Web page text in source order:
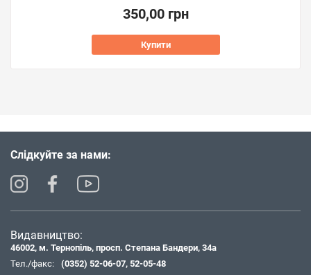
350,00 грн
Купити
Слідкуйте за нами:
Видавництво:
46002, м. Тернопіль, просп. Степана Бандери, 34а
Тел./факс:
(0352) 52-06-07, 52-05-48